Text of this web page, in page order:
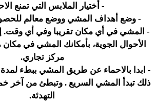
- أختيار الملابس التي تمنع
- وضع أهداف المشي ووضع معالم
- المشي في أي مكان تقريبا وفي أي وقت.
الأحوال الجوية، بأمكانك المشي في
مركز تجاري.
- ابدا بالاحماء عن طريق المشي ببطء
ذلك تبدأ المشي السريع . وتبطئ من آخر
التهدئة.